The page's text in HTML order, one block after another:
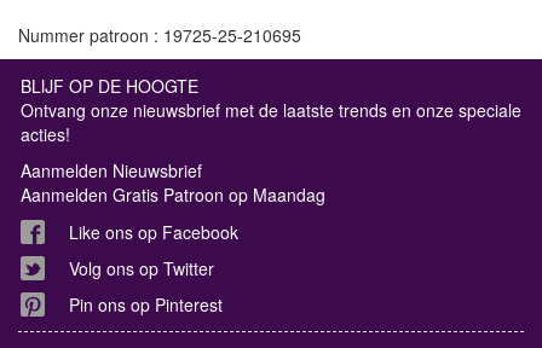
Nummer patroon : 19725-25-210695
BLIJF OP DE HOOGTE
Ontvang onze nieuwsbrief met de laatste trends en onze speciale
acties!
Aanmelden Nieuwsbrief
Aanmelden Gratis Patroon op Maandag
Like ons op Facebook
Volg ons op Twitter
Pin ons op Pinterest